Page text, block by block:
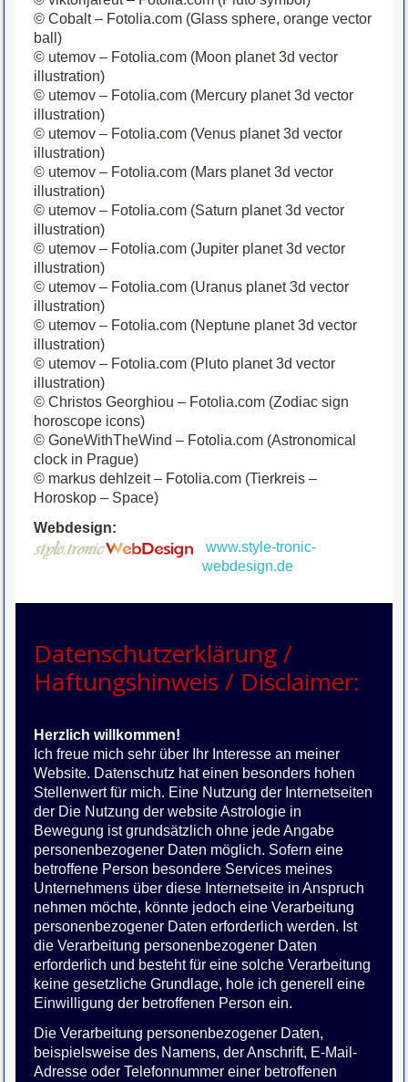
© Cobalt – Fotolia.com (Glass sphere, orange vector
ball)
© utemov – Fotolia.com (Moon planet 3d vector
illustration)
© utemov – Fotolia.com (Mercury planet 3d vector
illustration)
© utemov – Fotolia.com (Venus planet 3d vector
illustration)
© utemov – Fotolia.com (Mars planet 3d vector
illustration)
© utemov – Fotolia.com (Saturn planet 3d vector
illustration)
© utemov – Fotolia.com (Jupiter planet 3d vector
illustration)
© utemov – Fotolia.com (Uranus planet 3d vector
illustration)
© utemov – Fotolia.com (Neptune planet 3d vector
illustration)
© utemov – Fotolia.com (Pluto planet 3d vector
illustration)
© Christos Georghiou – Fotolia.com (Zodiac sign
horoscope icons)
© GoneWithTheWind – Fotolia.com (Astronomical
clock in Prague)
© markus dehlzeit – Fotolia.com (Tierkreis –
Horoskop – Space)
Webdesign:
www.style-tronic-
webdesign.de
Datenschutzerklärung /
Haftungshinweis / Disclaimer:
Herzlich willkommen!
Ich freue mich sehr über Ihr Interesse an meiner
Website. Datenschutz hat einen besonders hohen
Stellenwert für mich. Eine Nutzung der Internetseiten
der Die Nutzung der website Astrologie in
Bewegung ist grundsätzlich ohne jede Angabe
personenbezogener Daten möglich. Sofern eine
betroffene Person besondere Services meines
Unternehmens über diese Internetseite in Anspruch
nehmen möchte, könnte jedoch eine Verarbeitung
personenbezogener Daten erforderlich werden. Ist
die Verarbeitung personenbezogener Daten
erforderlich und besteht für eine solche Verarbeitung
keine gesetzliche Grundlage, hole ich generell eine
Einwilligung der betroffenen Person ein.
Die Verarbeitung personenbezogener Daten,
beispielsweise des Namens, der Anschrift, E-Mail-
Adresse oder Telefonnummer einer betroffenen